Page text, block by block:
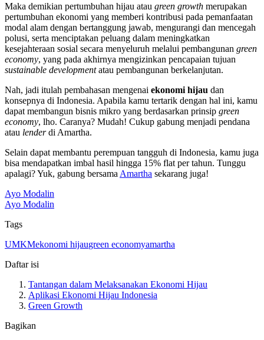
Maka demikian pertumbuhan hijau atau green growth merupakan
pertumbuhan ekonomi yang memberi kontribusi pada pemanfaatan
modal alam dengan bertanggung jawab, mengurangi dan mencegah
polusi, serta menciptakan peluang dalam meningkatkan
kesejahteraan sosial secara menyeluruh melalui pembangunan green
economy, yang pada akhirnya mengizinkan pencapaian tujuan
sustainable developmentatau pembangunan berkelanjutan.
Nah, jadi itulah pembahasan mengenai ekonomi hijau dan
konsepnya di Indonesia. Apabila kamu tertarik dengan hal ini, kamu
dapat membangun bisnis mikro yang berdasarkan prinsip green
economy, lho. Caranya? Mudah! Cukup gabung menjadi pendana
atau lenderdi Amartha.
Selain dapat membantu perempuan tangguh di Indonesia, kamu juga
bisa mendapatkan imbal hasil hingga 15% flat per tahun. Tunggu
apalagi? Yuk, gabung bersama Amartha sekarang juga!
Ayo Modalin
Ayo Modalin
Tags
UMKMekonomi hijaugreen economyamartha
Daftar isi
Tantangan dalam Melaksanakan Ekonomi Hijau
Aplikasi Ekonomi Hijau Indonesia
Green Growth
Bagikan